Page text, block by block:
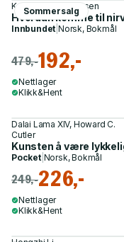
Sommersalg
Kari Gjæver Pedersen
Hvordan komme til
Innbundet |Norsk, Bokmål
479,-192,-
Nettlager
Klikk&Hent
Dalai Lama XIV, Howard C.
Cutler
Kunsten å være
Pocket| Norsk, Bokmål
249,-226,-
Nettlager
Klikk&Hent